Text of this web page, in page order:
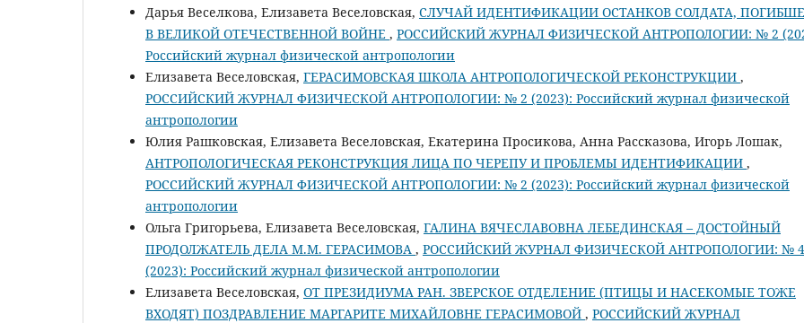
Дарья Веселкова, Елизавета Веселовская, СЛУЧАЙ ИДЕНТИФИКАЦИИ ОСТАНКОВ СОЛДАТА,
В ВЕЛИКОЙ ОТЕЧЕСТВЕННОЙ ВОЙНЕ , РОССИЙСКИЙ ЖУРНАЛ ФИЗИЧЕСКОЙ АНТРОПОЛОГИИ: № 2
Российский журнал физической антропологии
Елизавета Веселовская, ГЕРАСИМОВСКАЯ ШКОЛА АНТРОПОЛОГИЧЕСКОЙ РЕКОНСТРУКЦИИ ,
РОССИЙСКИЙ ЖУРНАЛ ФИЗИЧЕСКОЙ АНТРОПОЛОГИИ: № 2 (2023): Российский журнал физической
антропологии
Юлия Рашковская, Елизавета Веселовская, Екатерина Просикова, Анна Рассказова, Игорь Лошак,
АНТРОПОЛОГИЧЕСКАЯ РЕКОНСТРУКЦИЯ ЛИЦА ПО ЧЕРЕПУ И ПРОБЛЕМЫ ИДЕНТИФИКАЦИИ ,
РОССИЙСКИЙ ЖУРНАЛ ФИЗИЧЕСКОЙ АНТРОПОЛОГИИ: № 2 (2023): Российский журнал физической
антропологии
Ольга Григорьева, Елизавета Веселовская, ГАЛИНА ВЯЧЕСЛАВОВНА ЛЕБЕДИНСКАЯ – ДОСТОЙНЫЙ
ПРОДОЛЖАТЕЛЬ ДЕЛА М.М. ГЕРАСИМОВА , РОССИЙСКИЙ ЖУРНАЛ ФИЗИЧЕСКОЙ АНТРОПОЛОГИИ: № 4
(2023): Российский журнал физической антропологии
Елизавета Веселовская, ОТ ПРЕЗИДИУМА РАН. ЗВЕРСКОЕ ОТДЕЛЕНИЕ (ПТИЦЫ И НАСЕКОМЫЕ ТОЖЕ
ВХОДЯТ) ПОЗДРАВЛЕНИЕ МАРГАРИТЕ МИХАЙЛОВНЕ ГЕРАСИМОВОЙ , РОССИЙСКИЙ ЖУРНАЛ